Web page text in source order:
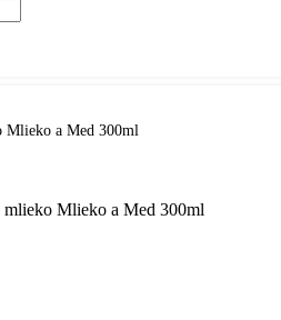
Mlieko a Med 300ml